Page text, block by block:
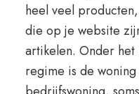
heel veel
die op je website
artikelen. Onder
regime is de